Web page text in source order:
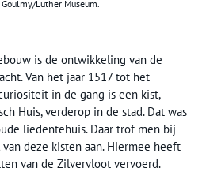
Luther Museum.
is de ontwikkeling van de
Van het jaar 1517 tot het
in de gang is een kist,
Huis, verderop in de stad. Dat was
liedentehuis. Daar trof men bij
deze kisten aan. Hiermee heeft
van de Zilvervloot vervoerd.